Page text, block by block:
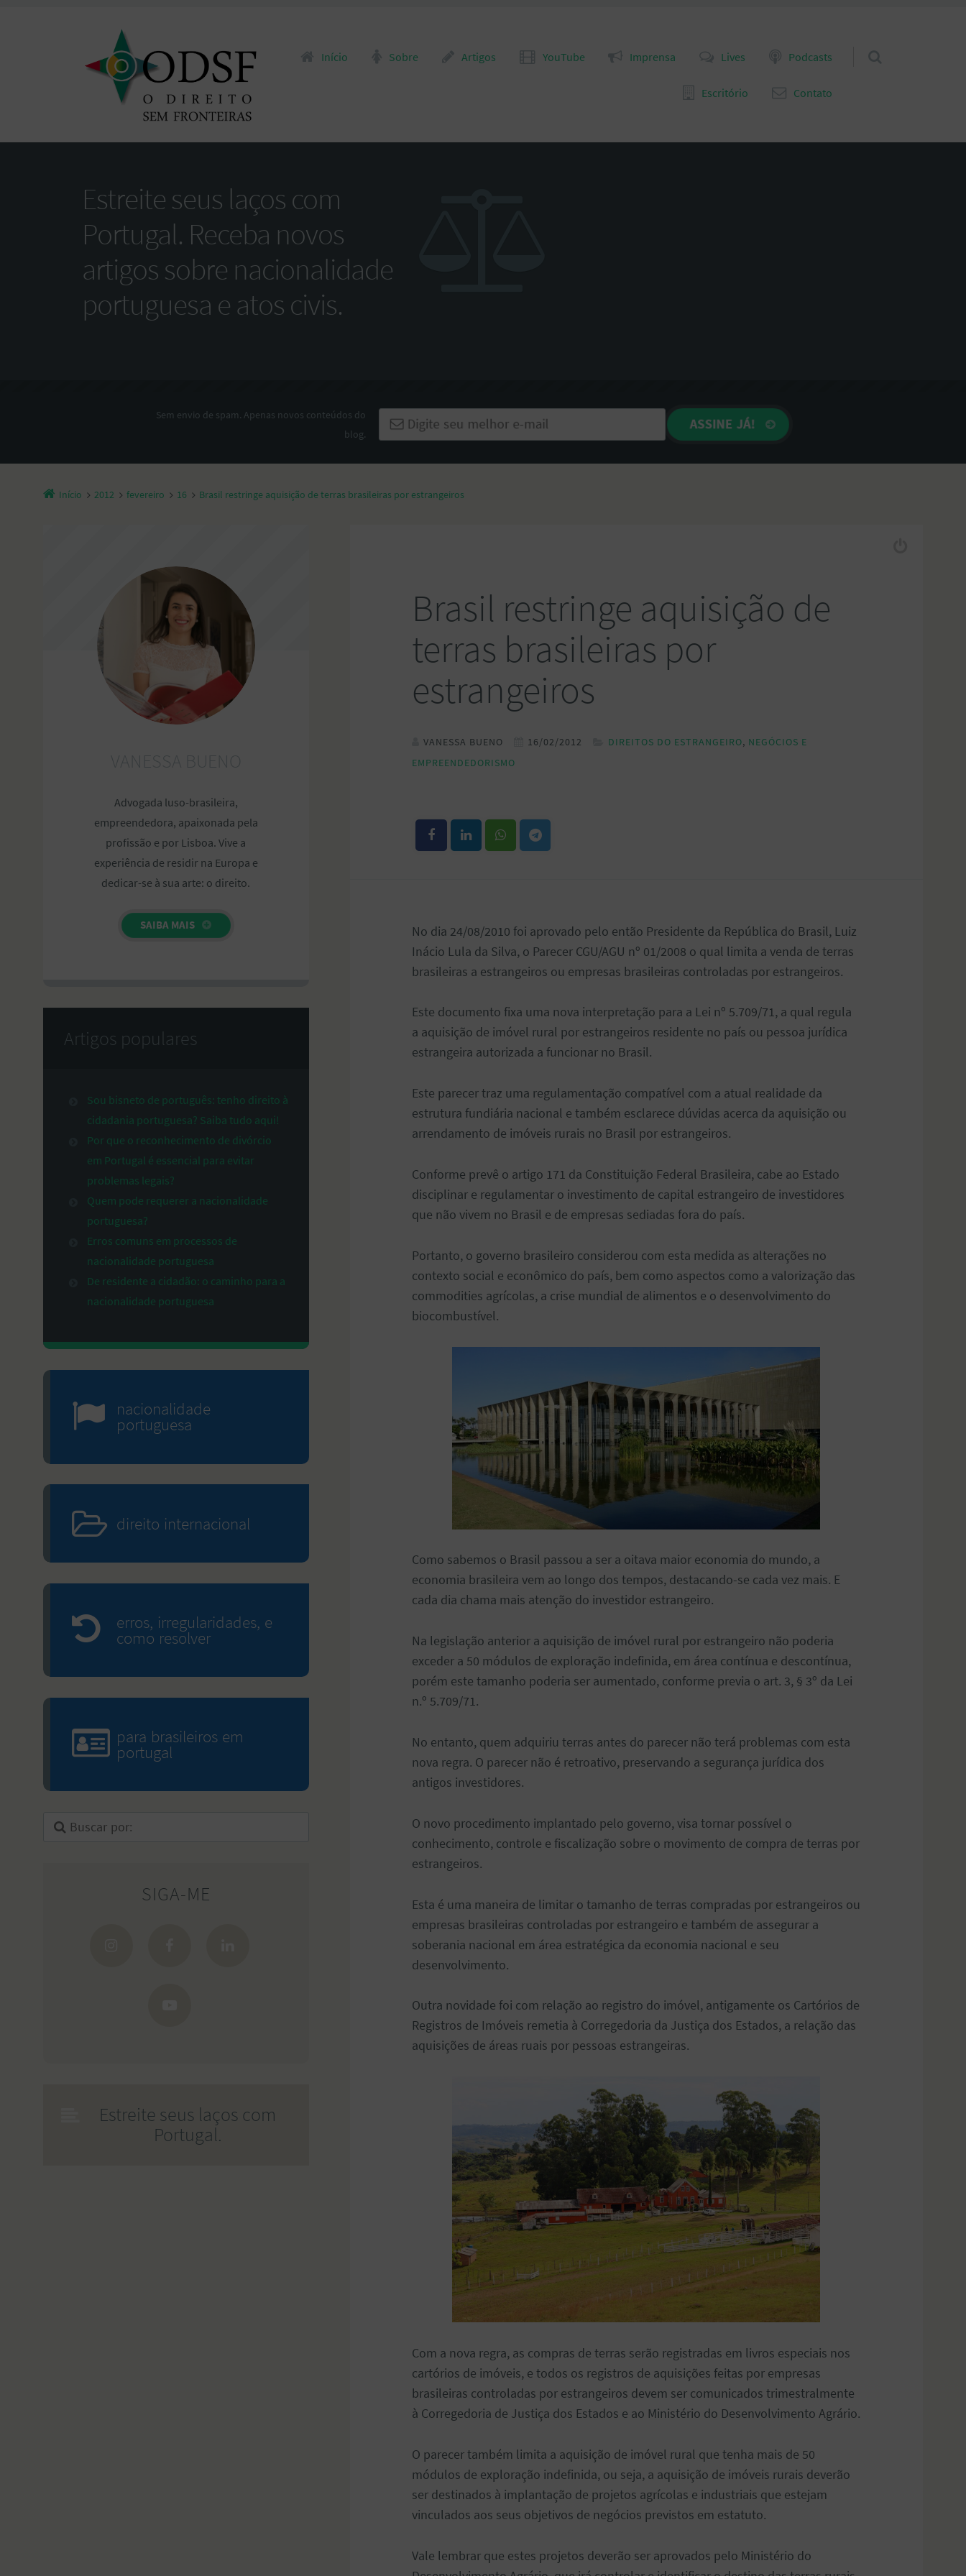
Início Sobre Artigos YouTube Imprensa Lives Podcasts
Escritório Contato
Estreite seus laços com
Portugal. Receba novos
artigos sobre nacionalidade
portuguesa e atos civis.
Sem envio de spam. Apenas novos conteúdos do
blog.
Início 2012 fevereiro 16 Brasil restringe aquisição de terras brasileiras por estrangeiros
Brasil restringe aquisição de
terras brasileiras por
estrangeiros
VANESSA BUENO 16/02/2012 DIREITOS DO ESTRANGEIRO, NEGÓCIOS E
EMPREENDEDORISMO
No dia 24/08/2010 foi aprovado pelo então Presidente da República do Brasil, Luiz
Inácio Lula da Silva, o Parecer CGU/AGU nº 01/2008 o qual limita a venda de terras
brasileiras a estrangeiros ou empresas brasileiras controladas por estrangeiros.
Este documento fixa uma nova interpretação para a Lei nº 5.709/71, a qual regula
a aquisição de imóvel rural por estrangeiros residente no país ou pessoa jurídica
estrangeira autorizada a funcionar no Brasil.
Este parecer traz uma regulamentação compatível com a atual realidade da
estrutura fundiária nacional e também esclarece dúvidas acerca da aquisição ou
arrendamento de imóveis rurais no Brasil por estrangeiros.
Conforme prevê o artigo 171 da Constituição Federal Brasileira, cabe ao Estado
disciplinar e regulamentar o investimento de capital estrangeiro de investidores
que não vivem no Brasil e de empresas sediadas fora do país.
Portanto, o governo brasileiro considerou com esta medida as alterações no
contexto social e econômico do país, bem como aspectos como a valorização das
commodities agrícolas, a crise mundial de alimentos e o desenvolvimento do
biocombustível.
Como sabemos o Brasil passou a ser a oitava maior economia do mundo, a
economia brasileira vem ao longo dos tempos, destacando-se cada vez mais. E
cada dia chama mais atenção do investidor estrangeiro.
Na legislação anterior a aquisição de imóvel rural por estrangeiro não poderia
exceder a 50 módulos de exploração indefinida, em área contínua e descontínua,
porém este tamanho poderia ser aumentado, conforme previa o art. 3, § 3º da Lei
n.º 5.709/71.
No entanto, quem adquiriu terras antes do parecer não terá problemas com esta
nova regra. O parecer não é retroativo, preservando a segurança jurídica dos
antigos investidores.
O novo procedimento implantado pelo governo, visa tornar possível o
conhecimento, controle e fiscalização sobre o movimento de compra de terras por
estrangeiros.
Esta é uma maneira de limitar o tamanho de terras compradas por estrangeiros ou
empresas brasileiras controladas por estrangeiro e também de assegurar a
soberania nacional em área estratégica da economia nacional e seu
desenvolvimento.
Outra novidade foi com relação ao registro do imóvel, antigamente os Cartórios de
Registros de Imóveis remetia à Corregedoria da Justiça dos Estados, a relação das
aquisições de áreas ruais por pessoas estrangeiras.
Com a nova regra, as compras de terras serão registradas em livros especiais nos
cartórios de imóveis, e todos os registros de aquisições feitas por empresas
brasileiras controladas por estrangeiros devem ser comunicados trimestralmente
à Corregedoria de Justiça dos Estados e ao Ministério do Desenvolvimento Agrário.
O parecer também limita a aquisição de imóvel rural que tenha mais de 50
módulos de exploração indefinida, ou seja, a aquisição de imóveis rurais deverão
ser destinados à implantação de projetos agrícolas e industriais que estejam
vinculados aos seus objetivos de negócios previstos em estatuto.
Vale lembrar que estes projetos deverão ser aprovados pelo Ministério do
Advogada luso-brasileira,
empreendedora, apaixonada pela
profissão e por Lisboa. Vive a
experiência de residir na Europa e
dedicar-se à sua arte: o direito.
SAIBA MAIS
Artigos populares
Sou bisneto de português: tenho direito à
cidadania portuguesa? Saiba tudo aqui!
Por que o reconhecimento de divórcio
em Portugal é essencial para evitar
problemas legais?
Quem pode requerer a nacionalidade
portuguesa?
Erros comuns em processos de
nacionalidade portuguesa
De residente a cidadão: o caminho para a
nacionalidade portuguesa
nacionalidade
portuguesa
direito internacional
erros, irregularidades, e
como resolver
para brasileiros em
portugal
SIGA-ME
Estreite seus laços com
Portugal.